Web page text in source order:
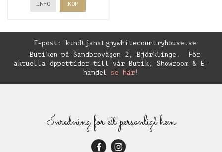
INFO KÖP
E-post: kundtjanst@mywhitecountryhouse.se
Butiken på Sandbrovägen 2, Björklinge. För
aktuella öppettider till vår Butik, Showroom & E-
handel se här!
Inredning för ett personligt hem